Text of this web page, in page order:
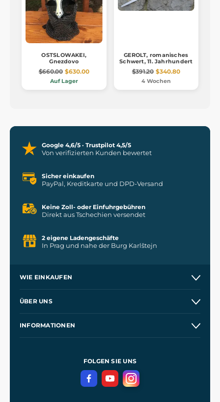
OSTSLOWAKEI,
Gnezdovo
$660.00 $630.00
Auf Lager
GEROLT, romanisches
Schwert, 11. Jahrhundert
$391.20 $340.80
4 Wochen
Google 4,6/5 · Trustpilot 4,5/5
Von verifizierten Kunden bewertet
Sicher einkaufen
PayPal, Kreditkarte und DPD-Versand
Keine Zoll- oder Einfuhrgebühren
Direkt aus Tschechien versendet
2 eigene Ladengeschäfte
In Prag und nahe der Burg Karlštejn
WIE EINKAUFEN
Kontakt
ÜBER UNS
INFORMATIONEN
DatenschutzerklärungFOLGEN SIE UNS